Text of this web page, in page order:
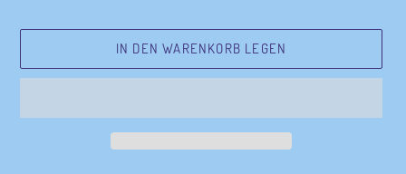
IN DEN WARENKORB LEGEN